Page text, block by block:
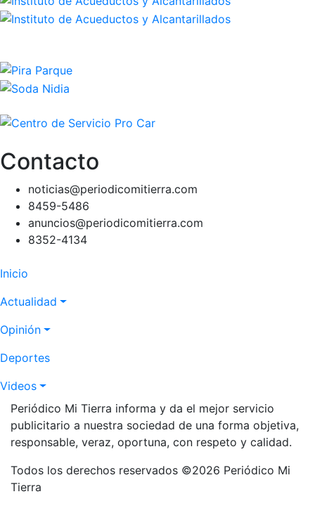
Contacto
noticias@periodicomitierra.com
8459-5486
anuncios@periodicomitierra.com
8352-4134
Navegación
principal
Inicio
Actualidad
Opinión
Deportes
Videos
Periódico Mi Tierra informa y da el mejor servicio
publicitario a nuestra sociedad de una forma objetiva,
responsable, veraz, oportuna, con respeto y calidad.
Todos los derechos reservados ©2026 Periódico Mi
Tierra